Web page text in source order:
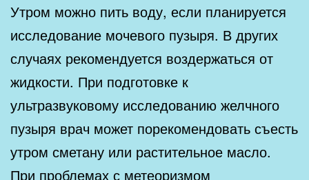
Утром можно пить воду, если планируется
исследование мочевого пузыря. В других
случаях рекомендуется воздержаться от
жидкости. При подготовке к
ультразвуковому исследованию желчного
пузыря врач может порекомендовать съесть
утром сметану или растительное масло.
При проблемах с метеоризмом